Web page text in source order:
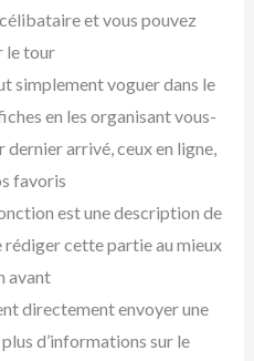
et vous pouvez
le tour
simplement voguer dans le
en les organisant vous-
arrivé, ceux en ligne,
favoris
est une description de
cette partie au mieux
avant
directement envoyer une
d’informations sur le